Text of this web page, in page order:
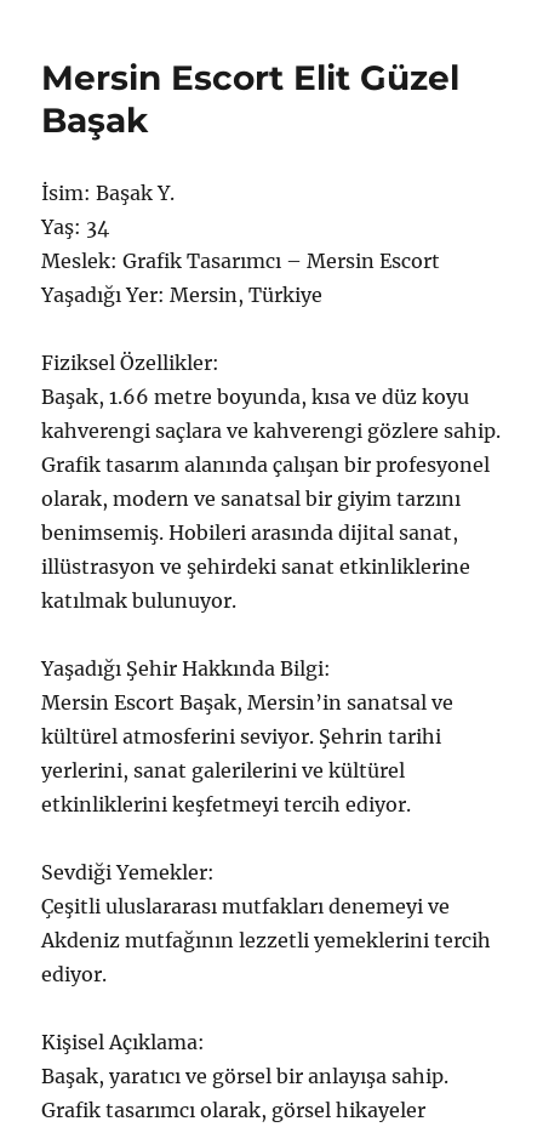
Zeynep
Mersin Escort Elit Güzel
Başak
İsim: Başak Y.
Yaş: 34
Meslek: Grafik Tasarımcı – Mersin Escort
Yaşadığı Yer: Mersin, Türkiye
Fiziksel Özellikler:
Başak, 1.66 metre boyunda, kısa ve düz koyu
kahverengi saçlara ve kahverengi gözlere sahip.
Grafik tasarım alanında çalışan bir profesyonel
olarak, modern ve sanatsal bir giyim tarzını
benimsemiş. Hobileri arasında dijital sanat,
illüstrasyon ve şehirdeki sanat etkinliklerine
katılmak bulunuyor.
Yaşadığı Şehir Hakkında Bilgi:
Mersin Escort Başak, Mersin’in sanatsal ve
kültürel atmosferini seviyor. Şehrin tarihi
yerlerini, sanat galerilerini ve kültürel
etkinliklerini keşfetmeyi tercih ediyor.
Sevdiği Yemekler:
Çeşitli uluslararası mutfakları denemeyi ve
Akdeniz mutfağının lezzetli yemeklerini tercih
ediyor.
Kişisel Açıklama:
Başak, yaratıcı ve görsel bir anlayışa sahip.
Grafik tasarımcı olarak, görsel hikayeler